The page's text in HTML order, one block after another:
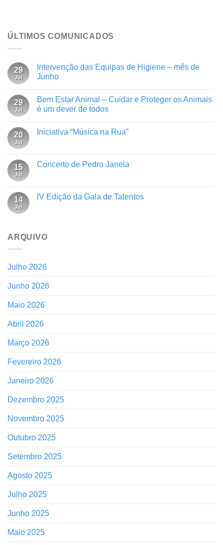
ÚLTIMOS COMUNICADOS
29
Jul
Intervenção das Equipas de Higiene – mês de
Junho
29
Jul
Bem Estar Animal – Cuidar e Proteger os Animais
é um dever de todos
20
Jul
Iniciativa “Música na Rua”
15
Jul
Concerto de Pedro Janela
14
Jul
IV Edição da Gala de Talentos
ARQUIVO
Julho 2026
Junho 2026
Maio 2026
Abril 2026
Março 2026
Fevereiro 2026
Janeiro 2026
Dezembro 2025
Novembro 2025
Outubro 2025
Setembro 2025
Agosto 2025
Julho 2025
Junho 2025
Maio 2025